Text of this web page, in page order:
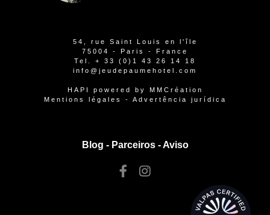
54, rue Saint Louis en l'île
75004 - Paris - France
Tel. + 33 (0)1 43 26 14 18
info@jeudepaumehotel.com
HAPI powered by MMCréation
Mentions légales
- Advertência jurídica
Blog - Parceiros-Aviso